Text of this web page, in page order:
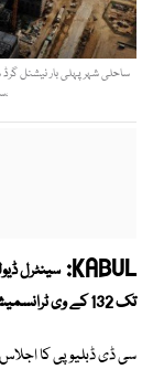
KABUL: سینٹرل
تک 132 کے وی ٹرانسمیشن لائن کی منظوری دے دی۔
سی ڈی ڈبلیو پی کا